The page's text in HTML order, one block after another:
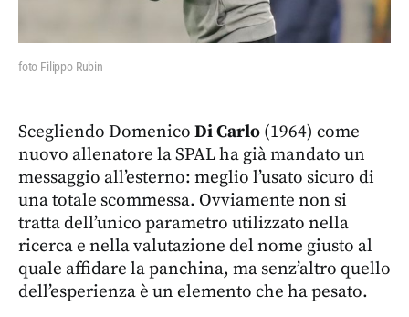
foto Filippo Rubin
Scegliendo Domenico Di Carlo (1964) come
nuovo allenatore la SPAL ha già mandato un
messaggio all’esterno: meglio l’usato sicuro di
una totale scommessa. Ovviamente non si
tratta dell’unico parametro utilizzato nella
ricerca e nella valutazione del nome giusto al
quale affidare la panchina, ma senz’altro quello
dell’esperienza è un elemento che ha pesato.